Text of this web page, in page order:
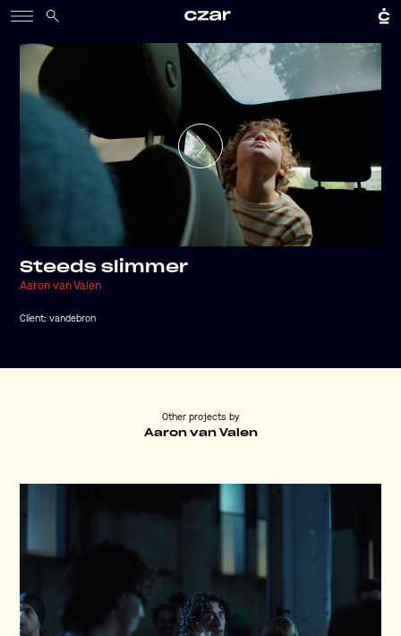
Steeds slimmer
Aaron van Valen
Client:vandebron
Other projects by
Aaron van Valen